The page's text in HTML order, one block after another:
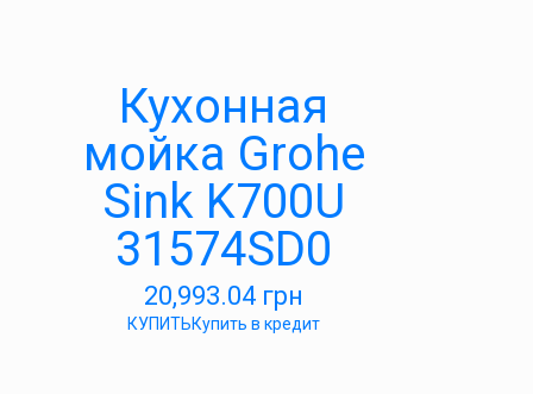
Кухонная
мойка Grohe
Sink K700U
31574SD0
20,993.04 грн
КУПИТЬКупить в кредит